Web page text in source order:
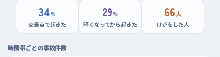
34%
交差点で起きた
29%
暗くなってから起きた
66人
けがをした人
時間帯ごとの事故件数